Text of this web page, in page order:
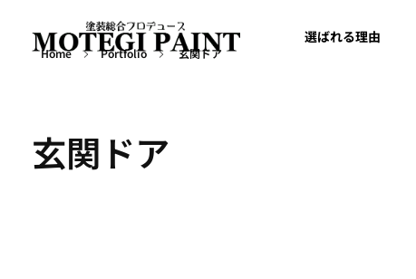
選ばれる理由
Home Portfolio 玄関ドア
玄関ドア